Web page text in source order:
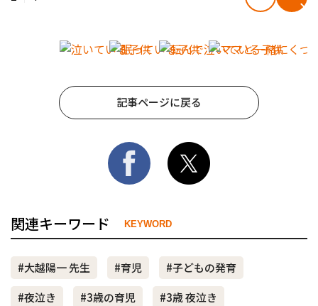
記事ページに戻る
関連キーワード KEYWORD
#大越陽一 先生 #育児
#子どもの発育
#夜泣き
#3歳の育児 #3歳 夜泣き